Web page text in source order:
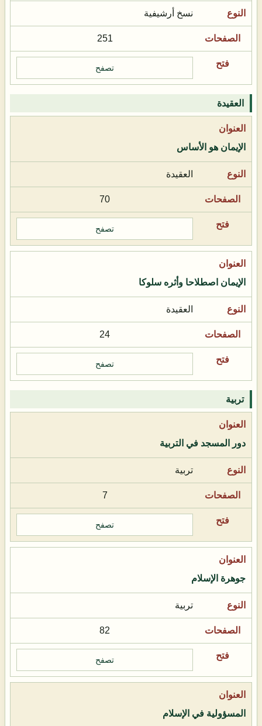
نسخ أرشيفية
251
تصفح
العقيدة
الإيمان هو الأساس
العقيدة
70
تصفح
الإيمان اصطلاحا وأثره سلوكا
العقيدة
24
تصفح
تربية
دور المسجد في التربية
تربية
7
تصفح
جوهرة الإسلام
تربية
82
تصفح
المسؤولية في الإسلام